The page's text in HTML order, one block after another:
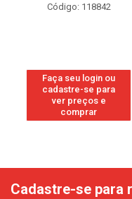
Código: 118842
Faça seu login ou
cadastre-se para
ver preços e
comprar
Cadastre-se para